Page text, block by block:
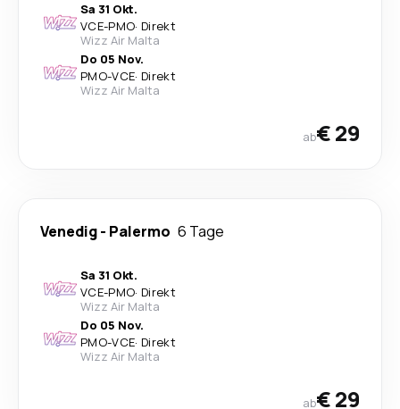
Sa 31 Okt.
VCE-PMO· Direkt
Wizz Air Malta
Do 05 Nov.
PMO-VCE· Direkt
Wizz Air Malta
ab€ 29
Venedig- Palermo 6 Tage
Sa 31 Okt.
VCE-PMO· Direkt
Wizz Air Malta
Do 05 Nov.
PMO-VCE· Direkt
Wizz Air Malta
ab€ 29